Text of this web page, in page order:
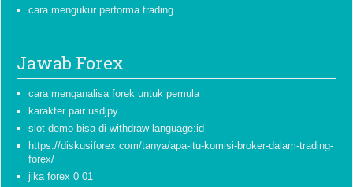
cara mengukur performa trading
Jawab Forex
cara menganalisa forek untuk pemula
karakter pair usdjpy
slot demo bisa di withdraw language:id
https://diskusiforex com/tanya/apa-itu-komisi-broker-dalam-trading-
forex/
jika forex 0 01